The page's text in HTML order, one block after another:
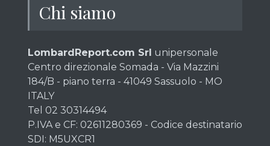
Chi siamo
LombardReport.com Srl unipersonale
Centro direzionale Somada - Via Mazzini
184/B - piano terra - 41049 Sassuolo - MO
ITALY
Tel 02 30314494
P.IVA e CF: 02611280369 - Codice destinatario
SDI: M5UXCR1